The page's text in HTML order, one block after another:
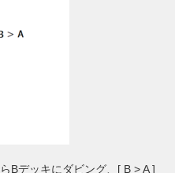
Bデッキにダビング、[ B > A ]